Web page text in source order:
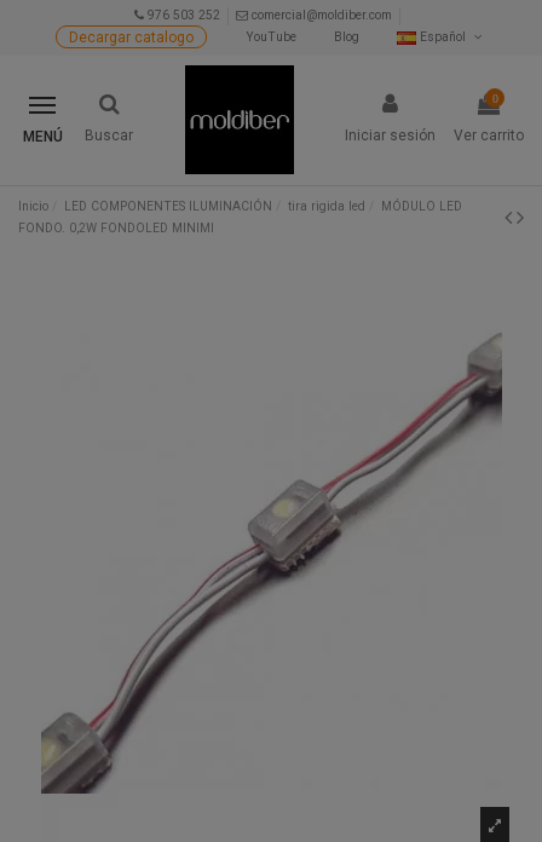
976 503 252
comercial@moldiber.com
Español
Blog
YouTube
Decargar catalogo
MENÚ Buscar Iniciar sesión
0
Ver carrito
Inicio LED COMPONENTES ILUMINACIÓN tira rigida led
MÓDULO LED
FONDO. 0,2W FONDOLED MINIMI